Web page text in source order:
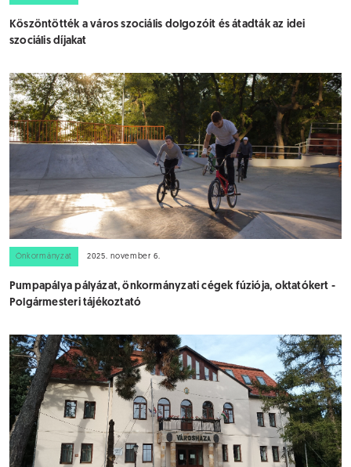
Köszöntötték a város szociális dolgozóit és átadták az idei
szociális díjakat
Önkormányzat 2025. november 6.
Pumpapálya pályázat, önkormányzati cégek fúziója, oktatókert -
Polgármesteri tájékoztató